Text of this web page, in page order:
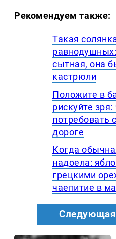
Рекомендуем также:
Такая
сытная, она
кастрюли
Положите в
рискуйте
потребовать
дороге
Когда
надоела:
грецкими
чаепитие в
Следующая